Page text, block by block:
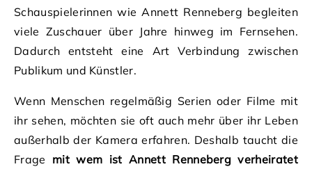
Schauspielerinnen wie Annett Renneberg begleiten
viele Zuschauer über Jahre hinweg im Fernsehen.
Dadurch entsteht eine Art Verbindung zwischen
Publikum und Künstler.
Wenn Menschen regelmäßig Serien oder Filme mit
ihr sehen, möchten sie oft auch mehr über ihr Leben
außerhalb der Kamera erfahren. Deshalb taucht die
Frage mit wem ist Annett Renneberg verheiratet